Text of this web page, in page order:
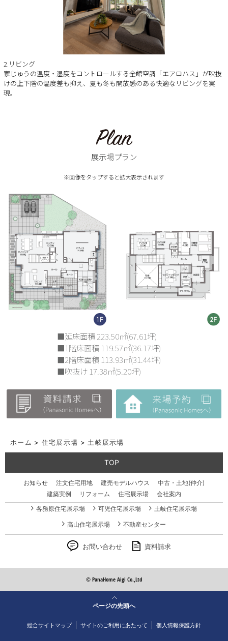
2.リビング
家じゅうの温度・湿度をコントロールする全館空調「エアロハス」が吹抜
けの上下階の温度差も抑え、夏も冬も開放感のある快適なリビングを実
現。
展示場プラン
※画像をタップすると拡大表示されます
■延床面積 223.50㎡(67.61坪)
■1階床面積 119.57㎡(36.17坪)
■2階床面積 113.93㎡(31.44坪)
■吹抜け 17.38㎡(5.20坪)
ホーム > 住宅展示場 >土岐展示場
TOP
お知らせ 注文住宅用地 建売モデルハウス
中古・土地(仲介)
建築実例
リフォーム 住宅展示場
会社案内
各務原住宅展示場
可児住宅展示場 土岐住宅展示場
高山住宅展示場 不動産センター
お問い合わせ 資料請求
© PanaHome Aigi Co.,Ltd
ページの先頭へ
総合サイトマップ サイトのご利用にあたって 個人情報保護方針